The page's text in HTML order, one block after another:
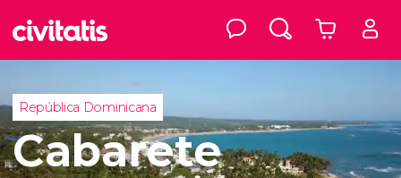
República Dominicana
Cabarete